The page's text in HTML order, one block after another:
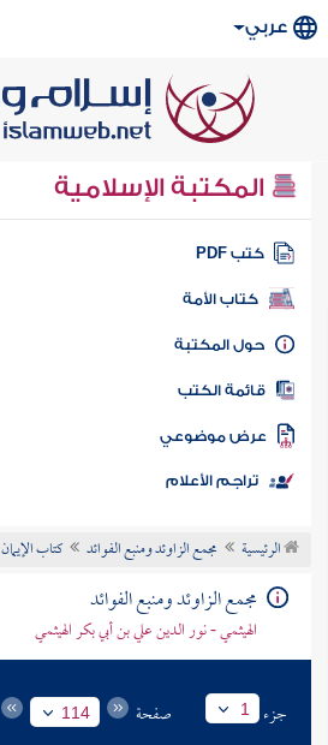
عربي
المكتبة الإسلامية
كتب PDF
كتاب الأمة
المكتبة
الكتب
موضوعي
تراجم الأعلام
الرئيسية مجمع الزاوئد ومنبع الفوائد كتاب الإيمان
مجمع الزاوئد ومنبع الفوائد
الهيثمي - نور الدين علي بن أبي بكر الهيثمي
جزء 1 صفحة 114